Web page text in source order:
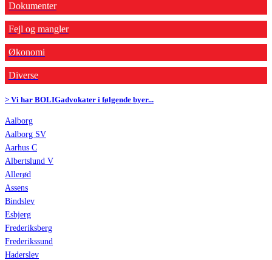
Dokumenter
Fejl og mangler
Økonomi
Diverse
> Vi har BOLIGadvokater i følgende byer...
Aalborg
Aalborg SV
Aarhus C
Albertslund V
Allerød
Assens
Bindslev
Esbjerg
Frederiksberg
Frederikssund
Haderslev